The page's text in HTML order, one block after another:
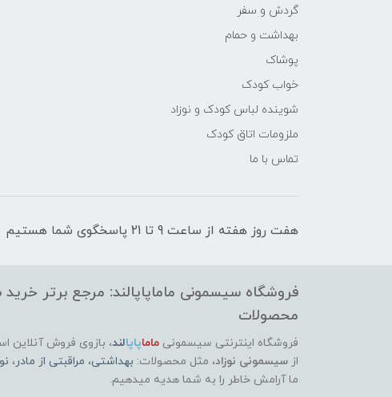
گردش و سفر
بهداشت و حمام
پوشاک
خواب کودک
شوینده لباس کودک و نوزاد
ملزومات اتاق کودک
تماس با ما
هفت روز هفته از ساعت 9 تا 21 پاسخگوی شما هستیم
فروشگاه سیسمونی ماماپاپالند: مرجع برتر خرید
محصولات
فروشگاه اینترنتی سیسمونی ماماپاپالند، بازوی فروش آنلاین
از سیسمونی نوزاد، مثل محصولات: بهداشتی، مراقبتی از مادر،
ما آرامش خاطر را به شما هدیه میدهیم.